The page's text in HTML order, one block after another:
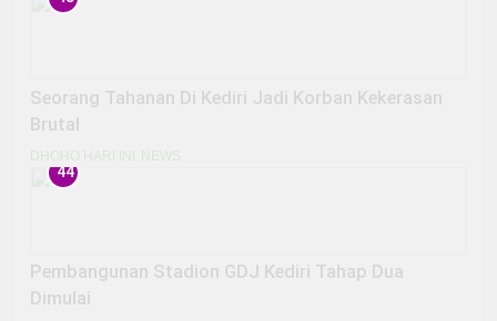
Seorang Tahanan Di Kediri Jadi Korban Kekerasan
Brutal
DHOHO HARI INI NEWS
44
Pembangunan Stadion GDJ Kediri Tahap Dua
Dimulai